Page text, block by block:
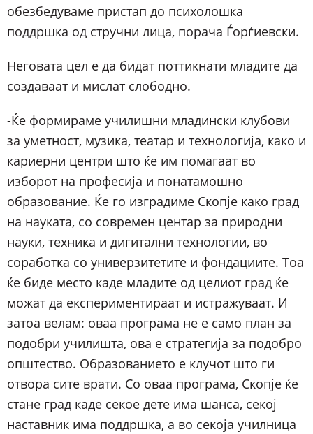
обезбедуваме пристап до психолошка
поддршка од стручни лица, порача Ѓорѓиевски.
Неговата цел е да бидат поттикнати младите да
создаваат и мислат слободно.
-Ќе формираме училишни младински клубови
за уметност, музика, театар и технологија, како и
кариерни центри што ќе им помагаат во
изборот на професија и понатамошно
образование. Ќе го изградиме Скопје како град
на науката, со современ центар за природни
науки, техника и дигитални технологии, во
соработка со универзитетите и фондациите. Тоа
ќе биде место каде младите од целиот град ќе
можат да експериментираат и истражуваат. И
затоа велам: оваа програма не е само план за
подобри училишта, ова е стратегија за подобро
општество. Образованието е клучот што ги
отвора сите врати. Со оваа програма, Скопје ќе
стане град каде секое дете има шанса, секој
наставник има поддршка, а во секоја училница